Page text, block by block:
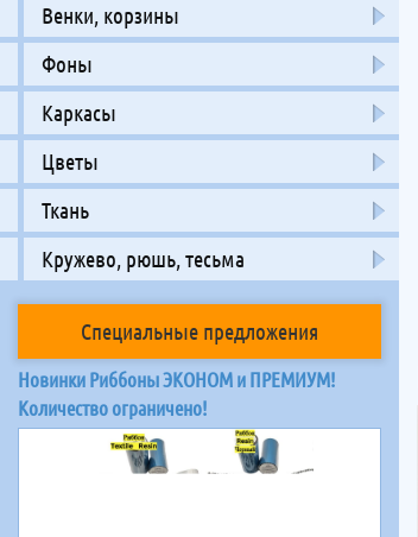
Венки, корзины
Фоны
Каркасы
Цветы
Ткань
Кружево, рюшь, тесьма
Специальные предложения
Новинки Риббоны ЭКОНОМ и ПРЕМИУМ!
Количество ограничено!